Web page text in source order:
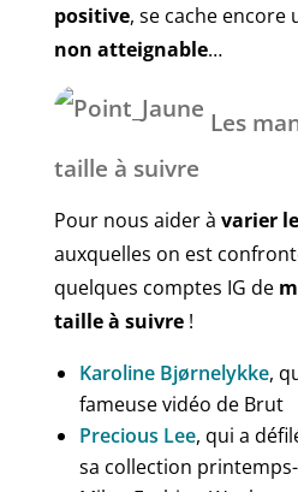
positive, se cache encore
non atteignable…
Les
taille à suivre
Pour nous aider à varier
auxquelles on est
quelques comptes IG de
taille à suivre!
Karoline Bjørnelykke,
fameuse vidéo de Brut
Precious Lee, qui a
sa collection